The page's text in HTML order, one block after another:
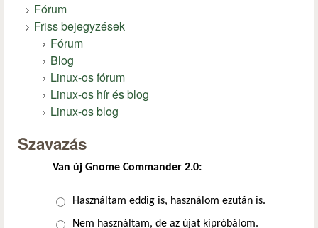
Fórum
Friss bejegyzések
Fórum
Blog
Linux-os fórum
Linux-os hír és blog
Linux-os blog
Szavazás
Van új Gnome Commander 2.0:
Választások
Használtam eddig is, használom ezután is.
Nem használtam, de az újat kipróbálom.